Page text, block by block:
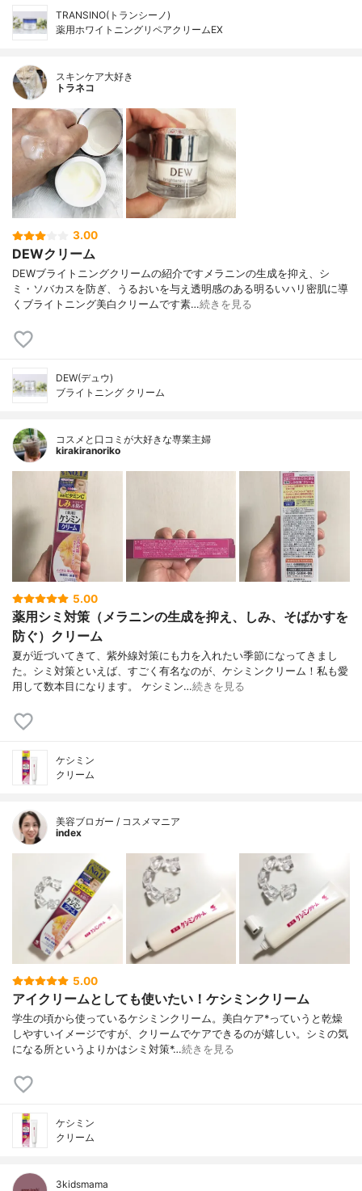
TRANSINO(トランシーノ)
薬用ホワイトニングリペアクリームEX
スキンケア大好き
トラネコ
3.00
DEWクリーム
DEWブライトニングクリームの紹介ですメラニンの生成を抑え、シ
ミ・ソバカスを防ぎ、うるおいを与え透明感のある明るいハリ密肌に導
くブライトニング美白クリームです素…続きを見る
DEW(デュウ)
ブライトニング クリーム
コスメと口コミが大好きな専業主婦
kirakiranoriko
5.00
薬用シミ対策（メラニンの生成を抑え、しみ、そばかすを
防ぐ）クリーム
夏が近づいてきて、紫外線対策にも力を入れたい季節になってきまし
た。シミ対策といえば、すごく有名なのが、ケシミンクリーム！私も愛
用して数本目になります。 ケシミン…続きを見る
ケシミン
クリーム
美容ブロガー / コスメマニア
index
5.00
アイクリームとしても使いたい！ケシミンクリーム
学生の頃から使っているケシミンクリーム。美白ケア*っていうと乾燥
しやすいイメージですが、クリームでケアできるのが嬉しい。シミの気
になる所というよりかはシミ対策*…続きを見る
ケシミン
クリーム
3kidsmama